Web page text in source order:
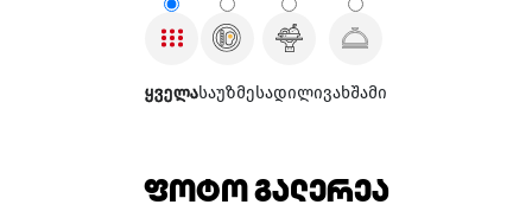
ყველასაუზმესადილივახშამი
ფოტო გალერეა